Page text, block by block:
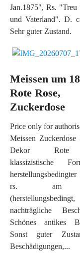
Jan.1875", Rs.
und Vaterland". D.
Sehr guter Zustand.
Meissen um
Rote Rose,
Zuckerdose
Price only for
Meissen
Dekor Rote
klassizistische
rs. am
nachträgliche
Schönes antikes
Sonst guter
Beschädigungen,...